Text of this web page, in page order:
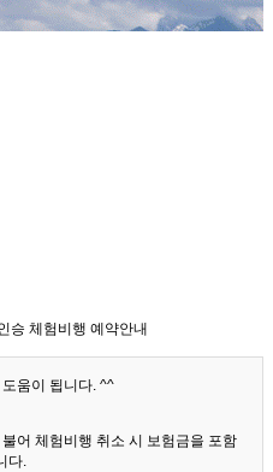
승 체험비행 예약안내
움이 됩니다. ^^
어 체험비행 취소 시 보험금을 포함
다.